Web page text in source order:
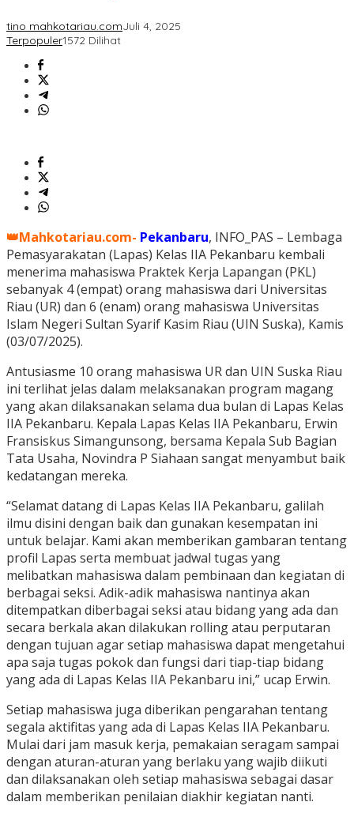
tino mahkotariau.comJuli 4, 2025
Terpopuler1572 Dilihat
👑Mahkotariau.com- Pekanbaru, INFO_PAS – Lembaga
Pemasyarakatan (Lapas) Kelas IIA Pekanbaru kembali
menerima mahasiswa Praktek Kerja Lapangan (PKL)
sebanyak 4 (empat) orang mahasiswa dari Universitas
Riau (UR) dan 6 (enam) orang mahasiswa Universitas
Islam Negeri Sultan Syarif Kasim Riau (UIN Suska), Kamis
(03/07/2025).
Antusiasme 10 orang mahasiswa UR dan UIN Suska Riau
ini terlihat jelas dalam melaksanakan program magang
yang akan dilaksanakan selama dua bulan di Lapas Kelas
IIA Pekanbaru. Kepala Lapas Kelas IIA Pekanbaru, Erwin
Fransiskus Simangunsong, bersama Kepala Sub Bagian
Tata Usaha, Novindra P Siahaan sangat menyambut baik
kedatangan mereka.
“Selamat datang di Lapas Kelas IIA Pekanbaru, galilah
ilmu disini dengan baik dan gunakan kesempatan ini
untuk belajar. Kami akan memberikan gambaran tentang
profil Lapas serta membuat jadwal tugas yang
melibatkan mahasiswa dalam pembinaan dan kegiatan di
berbagai seksi. Adik-adik mahasiswa nantinya akan
ditempatkan diberbagai seksi atau bidang yang ada dan
secara berkala akan dilakukan rolling atau perputaran
dengan tujuan agar setiap mahasiswa dapat mengetahui
apa saja tugas pokok dan fungsi dari tiap-tiap bidang
yang ada di Lapas Kelas IIA Pekanbaru ini,” ucap Erwin.
Setiap mahasiswa juga diberikan pengarahan tentang
segala aktifitas yang ada di Lapas Kelas IIA Pekanbaru.
Mulai dari jam masuk kerja, pemakaian seragam sampai
dengan aturan-aturan yang berlaku yang wajib diikuti
dan dilaksanakan oleh setiap mahasiswa sebagai dasar
dalam memberikan penilaian diakhir kegiatan nanti.